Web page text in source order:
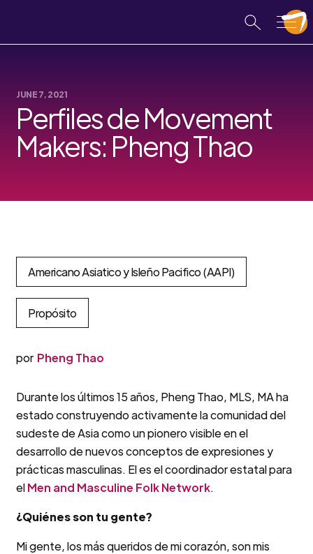
JUNE 7, 2021
Perfiles de Movement
Makers: Pheng Thao
Americano Asiatico y Isleño Pacifico (AAPI)
Propósito
por Pheng Thao
Durante los últimos 15 años, Pheng Thao, MLS, MA ha
estado construyendo activamente la comunidad del
sudeste de Asia como un pionero visible en el
desarrollo de nuevos conceptos de expresiones y
prácticas masculinas. El es el coordinador estatal para
elMen and Masculine Folk Network.
¿Quiénes son tu gente?
Mi gente, los más queridos de mi corazón, son mis